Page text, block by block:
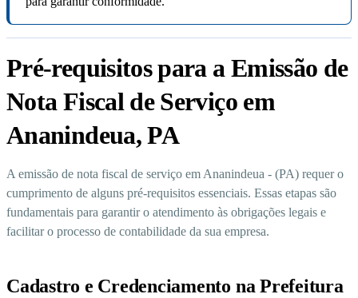
Pré-requisitos para a Emissão de
Nota Fiscal de Serviço em
Ananindeua, PA
A emissão de nota fiscal de serviço em Ananindeua - (PA) requer o
cumprimento de alguns pré-requisitos essenciais. Essas etapas são
fundamentais para garantir o atendimento às obrigações legais e
facilitar o processo de contabilidade da sua empresa.
Cadastro e Credenciamento na Prefeitura